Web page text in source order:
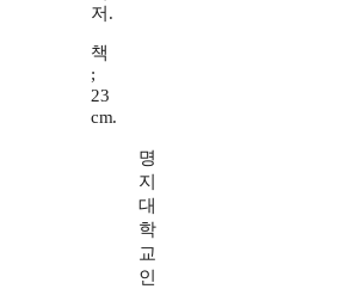
저.
책
;
23
cm.
명
지
대
학
교
인